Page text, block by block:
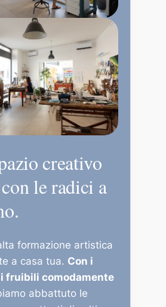
creativo
le radici a
formazione artistica
a casa tua. Con i
fruibili comodamente
abbattuto le